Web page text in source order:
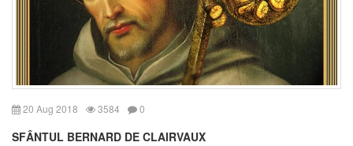
20 Aug 2018 3584 0
SFÂNTUL BERNARD DE CLAIRVAUX